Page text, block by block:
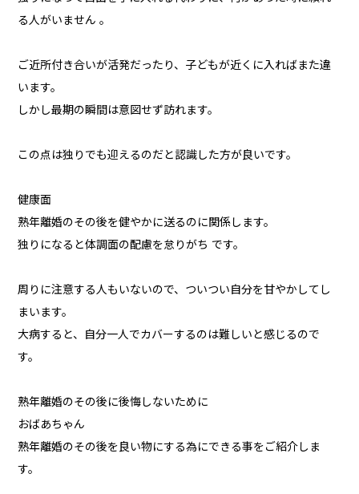
る人がいません 。
ご近所付き合いが活発だったり、子どもが近くに入ればまた違
います。
しかし最期の瞬間は意図せず訪れます。
この点は独りでも迎えるのだと認識した方が良いです。
健康面
熟年離婚のその後を健やかに送るのに関係します。
独りになると体調面の配慮を怠りがち です。
周りに注意する人もいないので、ついつい自分を甘やかしてし
まいます。
大病すると、自分一人でカバーするのは難しいと感じるので
す。
熟年離婚のその後に後悔しないために
おばあちゃん
熟年離婚のその後を良い物にする為にできる事をご紹介しま
す。